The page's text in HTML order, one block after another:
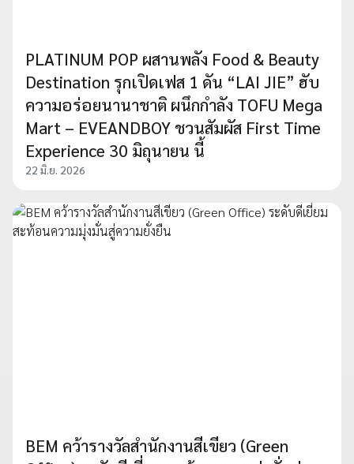
PLATINUM POP ผสานพลัง Food & Beauty
Destination รุกเปิดเฟส 1 ดัน “LAI JIE” ฮับ
ความอร่อยนานาชาติ ผนึกกำลัง TOFU Mega
Mart – EVEANDBOY ชวนสัมผัส First Time
Experience 30 มิถุนายน นี้
22 มิ.ย. 2026
BEM คว้ารางวัลสำนักงานสีเขียว (Green